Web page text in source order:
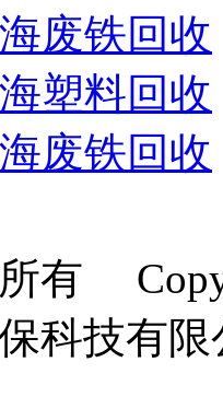
海废铁回收
海塑料回收
海废铁回收
有
科技有